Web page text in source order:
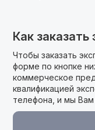
Как заказать
Чтобы заказать
форме по кнопке
коммерческое
квалификацией
телефона, и мы